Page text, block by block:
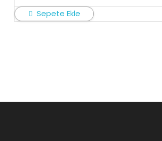
Sepete Ekle